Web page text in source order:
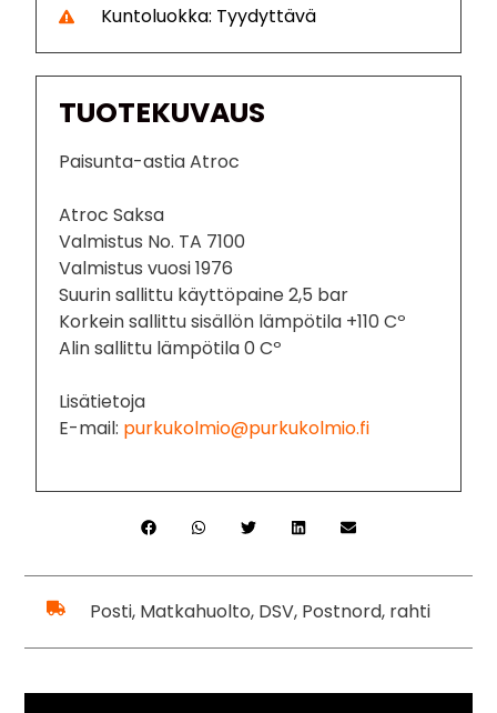
Kuntoluokka: Tyydyttävä
TUOTEKUVAUS
Paisunta-astia Atroc
Atroc Saksa
Valmistus No. TA 7100
Valmistus vuosi 1976
Suurin sallittu käyttöpaine 2,5 bar
Korkein sallittu sisällön lämpötila +110 Cº
Alin sallittu lämpötila 0 Cº
Lisätietoja
E-mail: purkukolmio@purkukolmio.fi
Posti, Matkahuolto, DSV, Postnord, rahti